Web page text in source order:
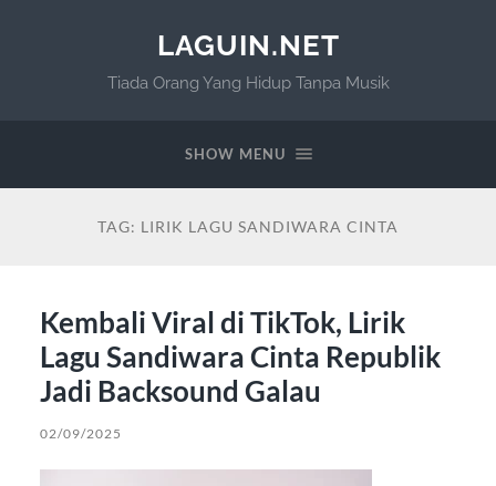
LAGUIN.NET
Tiada Orang Yang Hidup Tanpa Musik
SHOW MENU
TAG: LIRIK LAGU SANDIWARA CINTA
Kembali Viral di TikTok, Lirik
Lagu Sandiwara Cinta Republik
Jadi Backsound Galau
02/09/2025